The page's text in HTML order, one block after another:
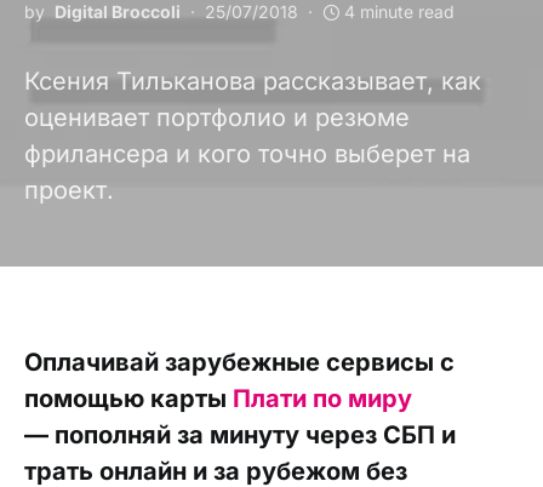
by Digital Broccoli 25/07/2018 4 minute read
Ксения Тильканова рассказывает, как
оценивает портфолио и резюме
фрилансера и кого точно выберет на
проект.
Оплачивай зарубежные сервисы с
помощью карты Плати по миру
— пополняй за минуту через СБП и
трать онлайн и за рубежом без